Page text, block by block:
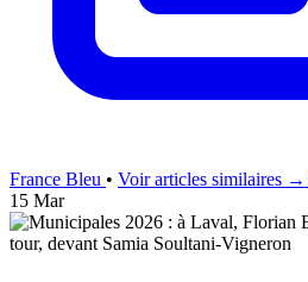
France Bleu • Voir articles similaires →
15 Mar